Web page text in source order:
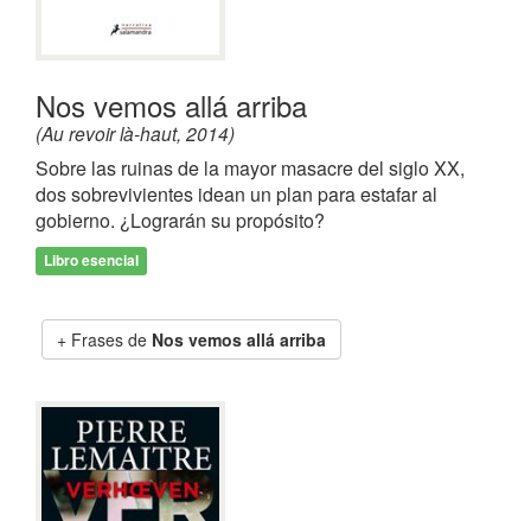
Nos vemos allá arriba
(Au revoir là-haut, 2014)
Sobre las ruinas de la mayor masacre del siglo XX,
dos sobrevivientes idean un plan para estafar al
gobierno. ¿Lograrán su propósito?
Libro esencial
Frases de Nos vemos allá arriba